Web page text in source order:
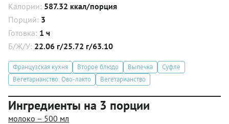
Калории: 587.32 ккал/порция
Порций: 3
Готовка: 1 ч
Б/Ж/У: 22.06 г/25.72 г/63.10
Французская кухня Второе блюдо Выпечка
Суфле
Вегетарианство: Ово-лакто
Вегетарианство
Ингредиенты на 3 порции
молоко – 500 мл